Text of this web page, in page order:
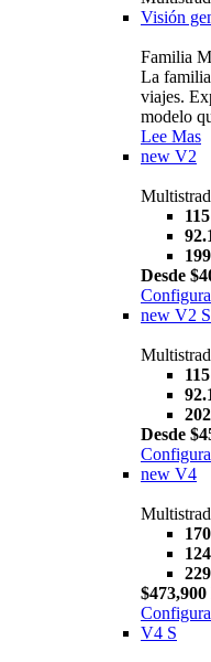
Visión
Familia
La
viajes.
modelo
Lee Mas
new V2
Desde
new V2 S
Desde
new V4
V4 S